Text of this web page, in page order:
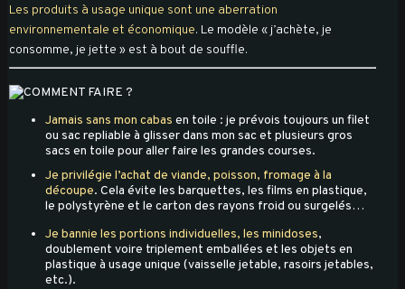
Les produits à usage unique sont une aberration
environnementale et économique. Le modèle « j’achète, je
consomme, je jette » est à bout de souffle.
Jamais sans mon cabas en toile : je prévois toujours un filet
ou sac repliable à glisser dans mon sac et plusieurs gros
sacs en toile pour aller faire les grandes courses.
Je privilégie l’achat de viande, poisson, fromage à la
découpe. Cela évite les barquettes, les films en plastique,
le polystyrène et le carton des rayons froid ou surgelés…
Je bannie les portions individuelles, les minidoses,
doublement voire triplement emballées et les objets en
plastique à usage unique (vaisselle jetable, rasoirs jetables,
etc.).